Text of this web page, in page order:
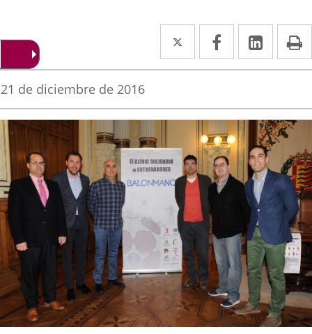
Twitter
Enlace
a
aplicación
externa.
Facebook
Enlace
a
aplicación
externa.
Enlace
a
Fecha
la
noticia
21 de diciembre de 2016